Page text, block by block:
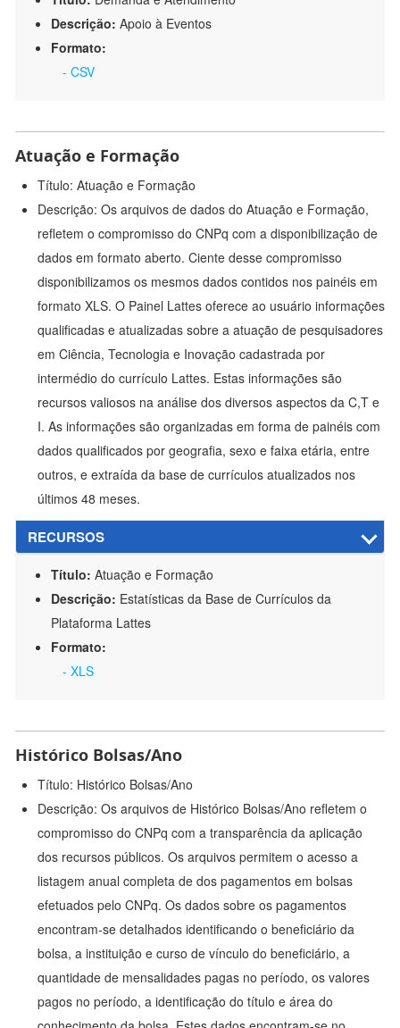
Descrição: Apoio à Eventos
Formato:
- CSV
Atuação e Formação
Título: Atuação e Formação
Descrição: Os arquivos de dados do Atuação e Formação,
refletem o compromisso do CNPq com a disponibilização de
dados em formato aberto. Ciente desse compromisso
disponibilizamos os mesmos dados contidos nos painéis em
formato XLS. O Painel Lattes oferece ao usuário informações
qualificadas e atualizadas sobre a atuação de pesquisadores
em Ciência, Tecnologia e Inovação cadastrada por
intermédio do currículo Lattes. Estas informações são
recursos valiosos na análise dos diversos aspectos da C,T e
I. As informações são organizadas em forma de painéis com
dados qualificados por geografia, sexo e faixa etária, entre
outros, e extraída da base de currículos atualizados nos
últimos 48 meses.
RECURSOS
Título: Atuação e Formação
Descrição: Estatísticas da Base de Currículos da
Plataforma Lattes
Formato:
- XLS
Histórico Bolsas/Ano
Título: Histórico Bolsas/Ano
Descrição: Os arquivos de Histórico Bolsas/Ano refletem o
compromisso do CNPq com a transparência da aplicação
dos recursos públicos. Os arquivos permitem o acesso a
listagem anual completa de dos pagamentos em bolsas
efetuados pelo CNPq. Os dados sobre os pagamentos
encontram-se detalhados identificando o beneficiário da
bolsa, a instituição e curso de vínculo do beneficiário, a
quantidade de mensalidades pagas no período, os valores
pagos no período, a identificação do título e área do